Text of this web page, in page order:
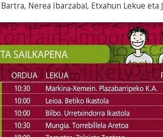
Nerea Ibarzabal, Etxahun Lekue eta